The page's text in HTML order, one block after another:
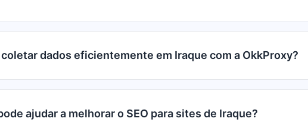
dados eficientemente em Iraque com a OkkProxy?
ajudar a melhorar o SEO para sites de Iraque?